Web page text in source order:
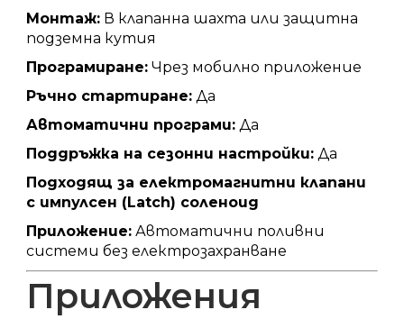
Монтаж: В клапанна шахта или защитна
подземна кутия
Програмиране: Чрез мобилно приложение
Ръчно стартиране: Да
Автоматични програми: Да
Поддръжка на сезонни настройки: Да
Подходящ за електромагнитни клапани
с импулсен (Latch) соленоид
Приложение: Автоматични поливни
системи без електрозахранване
Приложения